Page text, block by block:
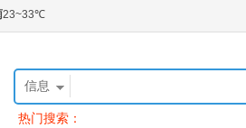
信息
热门搜索：